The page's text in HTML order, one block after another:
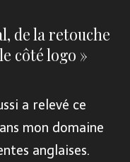
de la retouche
côté logo »
a relevé ce
mon domaine
anglaises.